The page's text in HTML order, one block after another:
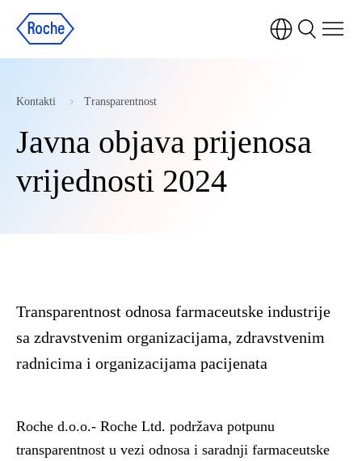
Kontakti Transparentnost
Javna objava prijenosa
vrijednosti 2024
Transparentnost odnosa farmaceutske industrije
sa zdravstvenim organizacijama, zdravstvenim
radnicima i organizacijama pacijenata
Roche d.o.o.- Roche Ltd. podržava potpunu
transparentnost u vezi odnosa i saradnji farmaceutske